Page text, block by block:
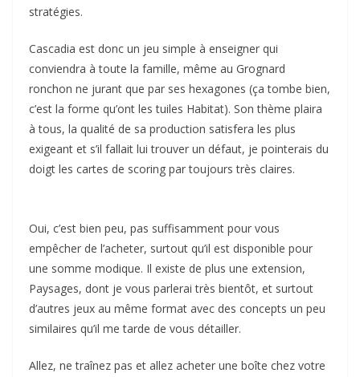
stratégies.
Cascadia est donc un jeu simple à enseigner qui
conviendra à toute la famille, même au Grognard
ronchon ne jurant que par ses hexagones (ça tombe bien,
c’est la forme qu’ont les tuiles Habitat). Son thème plaira
à tous, la qualité de sa production satisfera les plus
exigeant et s’il fallait lui trouver un défaut, je pointerais du
doigt les cartes de scoring par toujours très claires.
Oui, c’est bien peu, pas suffisamment pour vous
empêcher de l’acheter, surtout qu’il est disponible pour
une somme modique. Il existe de plus une extension,
Paysages, dont je vous parlerai très bientôt, et surtout
d’autres jeux au même format avec des concepts un peu
similaires qu’il me tarde de vous détailler.
Allez, ne traînez pas et allez acheter une boîte chez votre